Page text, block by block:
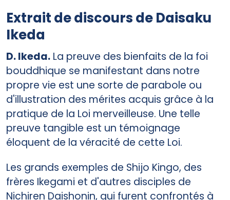
Extrait de discours de Daisaku
Ikeda
D. Ikeda. La preuve des bienfaits de la foi
bouddhique se manifestant dans notre
propre vie est une sorte de parabole ou
d'illustration des mérites acquis grâce à la
pratique de la Loi merveilleuse. Une telle
preuve tangible est un témoignage
éloquent de la véracité de cette Loi.
Les grands exemples de Shijo Kingo, des
frères Ikegami et d'autres disciples de
Nichiren Daishonin, qui furent confrontés à